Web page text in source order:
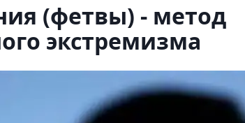
(фетвы) - метод
экстремизма